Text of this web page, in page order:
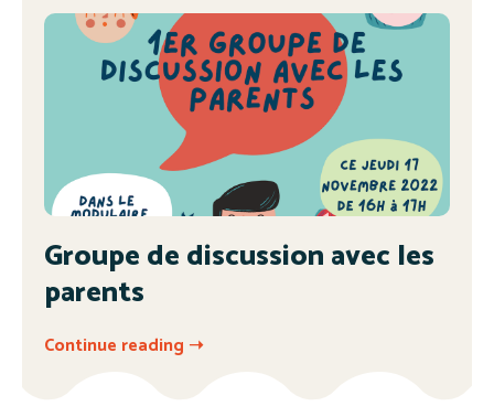
Groupe de discussion avec les
parents
Continue reading ➝